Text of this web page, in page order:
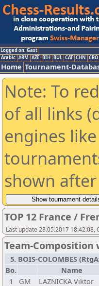
Logged on: Gast
Arabic ARM AZE BIH BUL CAT CHN CRO
Home Tournament-
Note: To
of all links
engines
shown
TOP 12 France /
Last update 28.05.2017 18:42:08,
Team-
5. BOIS-COLOMBES
Bo.
Name
1
GM LAZNICKA Viktor